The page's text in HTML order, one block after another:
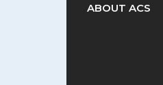
ABOUT ACS